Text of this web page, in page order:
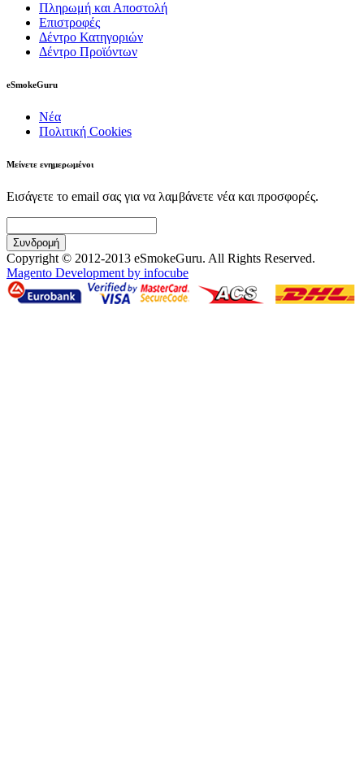
Πληρωμή και Αποστολή
Επιστροφές
Δέντρο Κατηγοριών
Δέντρο Προϊόντων
eSmokeGuru
Νέα
Πολιτική Cookies
Μείνετε ενημερωμένοι
Εισάγετε το email σας για να λαμβάνετε νέα και προσφορές.
Συνδρομή
Copyright © 2012-2013 eSmokeGuru. All Rights Reserved.
Magento Development by infocube